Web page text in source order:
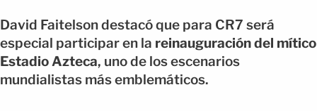
David Faitelson destacó que para CR7 será
especial participar en la reinauguración del mítico
Estadio Azteca, uno de los escenarios
mundialistas más emblemáticos.